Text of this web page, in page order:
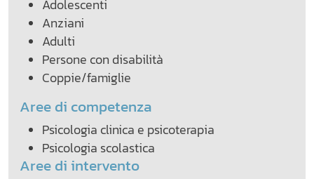
Adolescenti
Anziani
Adulti
Persone con disabilità
Coppie/famiglie
Aree di competenza
Psicologia clinica e psicoterapia
Psicologia scolastica
Aree di intervento